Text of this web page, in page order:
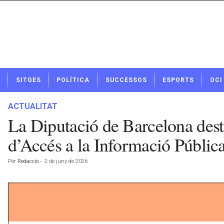
t
SITGES POLÍTICA SUCCESSOS ESPORTS OCI
ACTUALITAT
La Diputació de Barcelona
d’Accés a la Informació
Por Redacció - 2 de juny de 2026